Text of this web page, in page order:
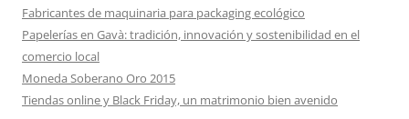
Fabricantes de maquinaria para packaging ecológico
Papelerías en Gavà: tradición, innovación y sostenibilidad en el
comercio local
Moneda Soberano Oro 2015
Tiendas online y Black Friday, un matrimonio bien avenido